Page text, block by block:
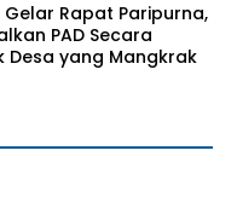
Gelar Rapat Paripurna,
PAD Secara
Desa yang Mangkrak